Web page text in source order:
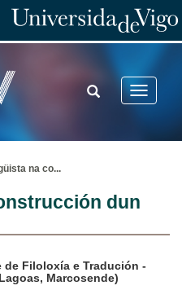
Toggle
TOGGLE
SEARCH
na co...
dun
de Filoloxía e Tradución -
Marcosende)